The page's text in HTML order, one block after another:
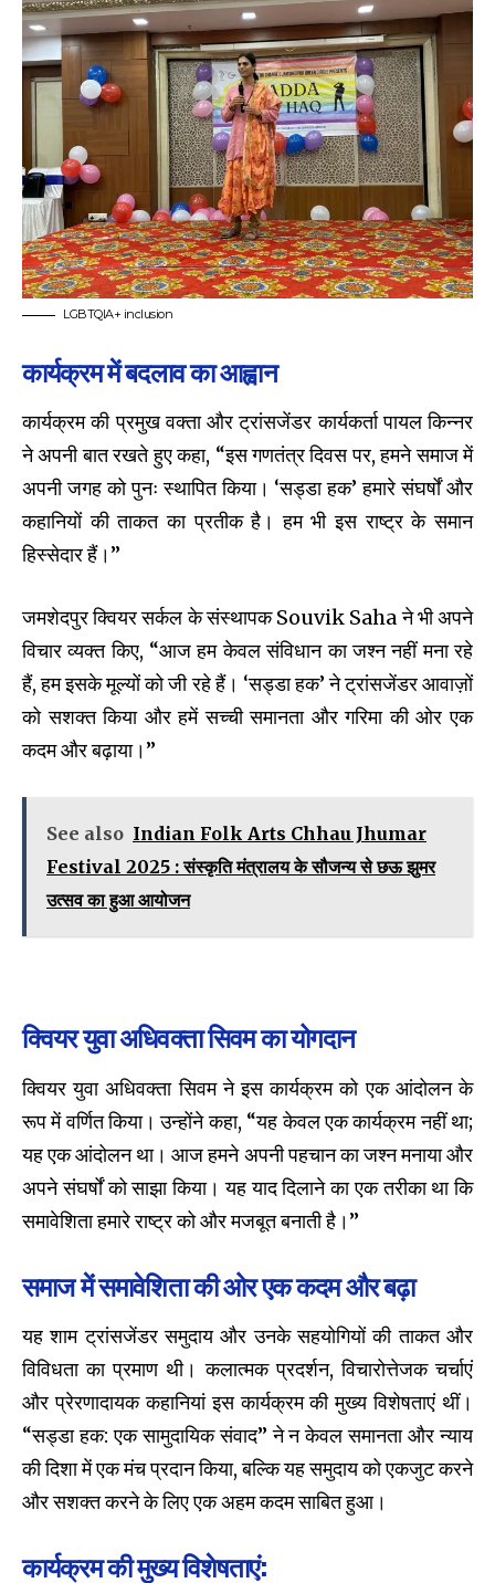
LGBTQIA+ inclusion
कार्यक्रम में बदलाव का आह्वान
कार्यक्रम की प्रमुख वक्ता और ट्रांसजेंडर कार्यकर्ता पायल किन्नर
ने अपनी बात रखते हुए कहा, “इस गणतंत्र दिवस पर, हमने समाज में
अपनी जगह को पुनः स्थापित किया। ‘सड्डा हक’ हमारे संघर्षों और
कहानियों की ताकत का प्रतीक है। हम भी इस राष्ट्र के समान
हिस्सेदार हैं।”
जमशेदपुर क्वियर सर्कल के संस्थापक Souvik Saha ने भी अपने
विचार व्यक्त किए, “आज हम केवल संविधान का जश्न नहीं मना रहे
हैं, हम इसके मूल्यों को जी रहे हैं। ‘सड्डा हक’ ने ट्रांसजेंडर आवाज़ों
को सशक्त किया और हमें सच्ची समानता और गरिमा की ओर एक
कदम और बढ़ाया।”
See also Indian Folk Arts Chhau Jhumar
Festival 2025 : संस्कृति मंत्रालय के सौजन्य से छऊ झुमर
उत्सव का हुआ आयोजन
क्वियर युवा अधिवक्ता सिवम का योगदान
क्वियर युवा अधिवक्ता सिवम ने इस कार्यक्रम को एक आंदोलन के
रूप में वर्णित किया। उन्होंने कहा, “यह केवल एक कार्यक्रम नहीं था;
यह एक आंदोलन था। आज हमने अपनी पहचान का जश्न मनाया और
अपने संघर्षों को साझा किया। यह याद दिलाने का एक तरीका था कि
समावेशिता हमारे राष्ट्र को और मजबूत बनाती है।”
समाज में समावेशिता की ओर एक कदम और बढ़ा
यह शाम ट्रांसजेंडर समुदाय और उनके सहयोगियों की ताकत और
विविधता का प्रमाण थी। कलात्मक प्रदर्शन, विचारोत्तेजक चर्चाएं
और प्रेरणादायक कहानियां इस कार्यक्रम की मुख्य विशेषताएं थीं।
“सड्डा हक: एक सामुदायिक संवाद” ने न केवल समानता और न्याय
की दिशा में एक मंच प्रदान किया, बल्कि यह समुदाय को एकजुट करने
और सशक्त करने के लिए एक अहम कदम साबित हुआ।
कार्यक्रम की मुख्य विशेषताएं: